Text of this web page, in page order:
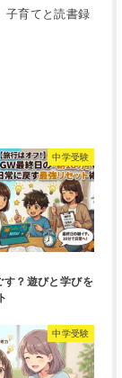
子育てと読書録
中学受験
す？遊びと学びを
中学受験